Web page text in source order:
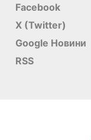
Facebook
X (Twitter)
Google Новини
RSS